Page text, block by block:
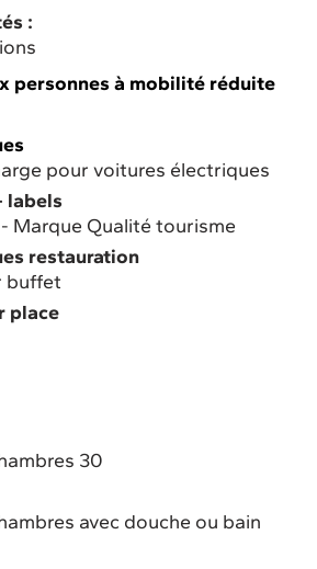
:
personnes à mobilité réduite
pour voitures électriques
labels
Marque Qualité tourisme
restauration
buffet
place
30
avec douche ou bain